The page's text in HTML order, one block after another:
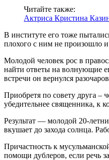
Читайте также:
Актриса Кристина
В институте его тоже
плохого с ним не произошло и
Молодой человек рос в
найти ответы на волнующие
встречи он вернулся
Приобретя по совету друга –
убедительнее священника, к
Результат — молодой 20-
вкушает до захода солнца.
Причастность к
помощи дублеров, если речь